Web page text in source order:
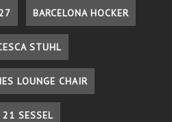
BARCELONA HOCKER
STUHL
LOUNGE CHAIR
21 SESSEL